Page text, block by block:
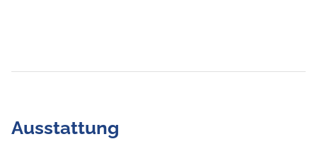
Ausstattung